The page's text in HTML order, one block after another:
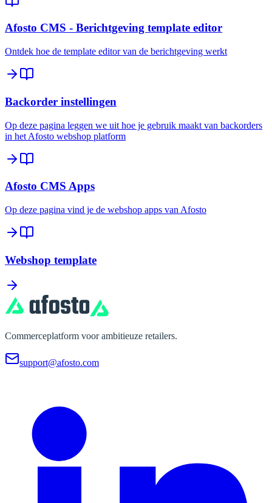
Afosto CMS - Berichtgeving template editor
Ontdek hoe de template editor van de berichtgeving werkt
Backorder instellingen
Op deze pagina leggen we uit hoe je gebruik maakt van backorders
in het Afosto webshop platform
Afosto CMS Apps
Op deze pagina vind je de webshop apps van Afosto
Webshop template
Commerceplatform voor ambitieuze retailers.
support@afosto.com